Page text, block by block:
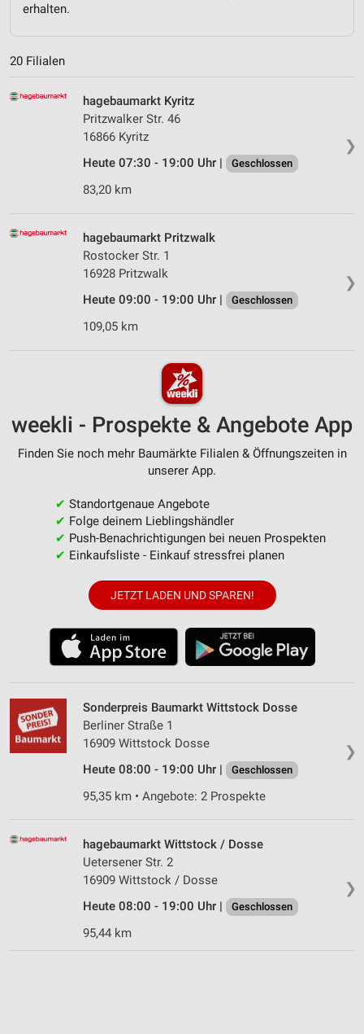
erhalten.
20 Filialen
❯
hagebaumarkt Kyritz
Pritzwalker Str. 46
16866 Kyritz
Heute 07:30 - 19:00 Uhr |
Geschlossen
83,20 km
❯
hagebaumarkt Pritzwalk
Rostocker Str. 1
16928 Pritzwalk
Heute 09:00 - 19:00 Uhr |
Geschlossen
109,05 km
weekli - Prospekte & Angebote App
Finden Sie noch mehr Baumärkte Filialen & Öffnungszeiten in
unserer App.
✔ Standortgenaue Angebote
✔ Folge deinem Lieblingshändler
✔ Push-Benachrichtigungen bei neuen Prospekten
✔ Einkaufsliste - Einkauf stressfrei planen
JETZT LADEN UND SPAREN!
❯
Sonderpreis Baumarkt Wittstock Dosse
Berliner Straße 1
16909 Wittstock Dosse
Heute 08:00 - 19:00 Uhr |
Geschlossen
95,35 km • Angebote: 2 Prospekte
❯
hagebaumarkt Wittstock / Dosse
Uetersener Str. 2
16909 Wittstock / Dosse
Heute 08:00 - 19:00 Uhr |
Geschlossen
95,44 km